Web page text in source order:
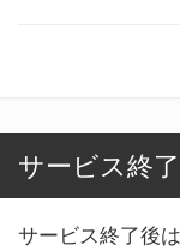
サービス終
サービス終了後